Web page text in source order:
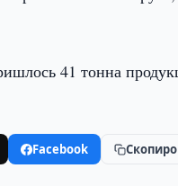
41 тонна
Facebook